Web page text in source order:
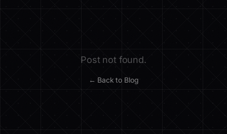
Post not found.
← Back to Blog